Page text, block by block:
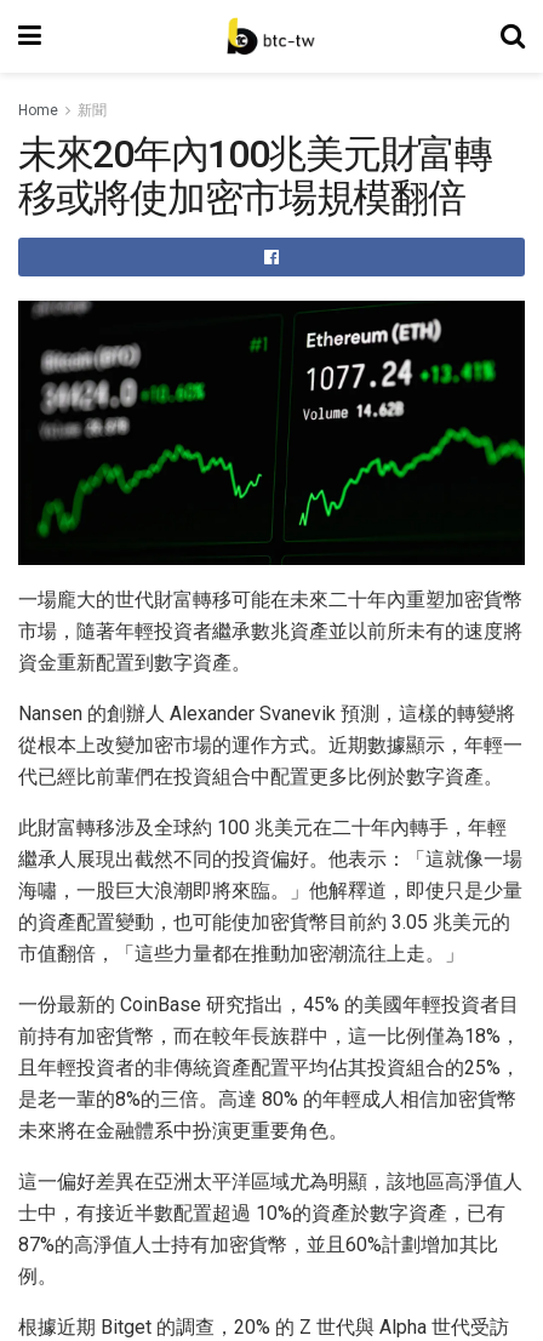
Home 新聞
未來20年內100兆美元財富轉
移或將使加密市場規模翻倍
一場龐大的世代財富轉移可能在未來二十年內重塑加密貨幣
市場，隨著年輕投資者繼承數兆資產並以前所未有的速度將
資金重新配置到數字資產。
Nansen 的創辦人 Alexander Svanevik 預測，這樣的轉變將
從根本上改變加密市場的運作方式。近期數據顯示，年輕一
代已經比前輩們在投資組合中配置更多比例於數字資產。
此財富轉移涉及全球約 100 兆美元在二十年內轉手，年輕
繼承人展現出截然不同的投資偏好。他表示：「這就像一場
海嘯，一股巨大浪潮即將來臨。」他解釋道，即使只是少量
的資產配置變動，也可能使加密貨幣目前約 3.05 兆美元的
市值翻倍，「這些力量都在推動加密潮流往上走。」
一份最新的 CoinBase 研究指出，45% 的美國年輕投資者目
前持有加密貨幣，而在較年長族群中，這一比例僅為18%，
且年輕投資者的非傳統資產配置平均佔其投資組合的25%，
是老一輩的8%的三倍。高達 80% 的年輕成人相信加密貨幣
未來將在金融體系中扮演更重要角色。
這一偏好差異在亞洲太平洋區域尤為明顯，該地區高淨值人
士中，有接近半數配置超過 10%的資產於數字資產，已有
87%的高淨值人士持有加密貨幣，並且60%計劃增加其比
例。
根據近期 Bitget 的調查，20% 的 Z 世代與 Alpha 世代受訪